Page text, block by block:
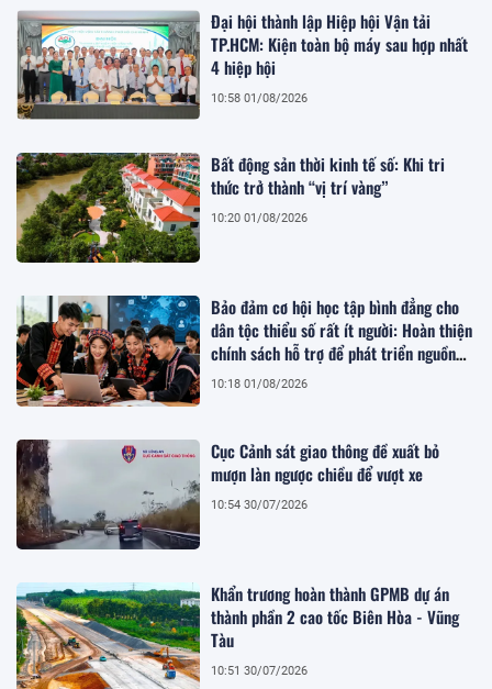
Đại hội thành lập Hiệp hội Vận tải
TP.HCM: Kiện toàn bộ máy sau hợp nhất
4 hiệp hội
10:58 01/08/2026
Bất động sản thời kinh tế số: Khi tri
thức trở thành “vị trí vàng”
10:20 01/08/2026
Bảo đảm cơ hội học tập bình đẳng cho
dân tộc thiểu số rất ít người: Hoàn thiện
chính sách hỗ trợ để phát triển nguồn
nhân lực bền vững
10:18 01/08/2026
Cục Cảnh sát giao thông đề xuất bỏ
mượn làn ngược chiều để vượt xe
10:54 30/07/2026
Khẩn trương hoàn thành GPMB dự án
thành phần 2 cao tốc Biên Hòa - Vũng
Tàu
10:51 30/07/2026